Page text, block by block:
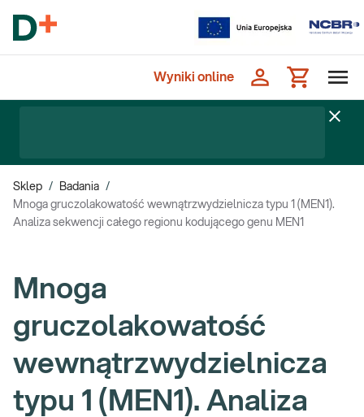
Wyniki online
Sklep / Badania /
Mnoga gruczolakowatość wewnątrzwydzielnicza typu 1 (MEN1).
Analiza sekwencji całego regionu kodującego genu MEN1
Mnoga
gruczolakowatość
wewnątrzwydzielnicza
typu 1 (MEN1). Analiza